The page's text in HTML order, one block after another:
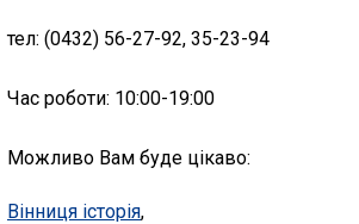
тел: (0432) 56-27-92, 35-23-94
Час роботи: 10:00-19:00
Можливо Вам буде цікаво:
Вінниця історія,